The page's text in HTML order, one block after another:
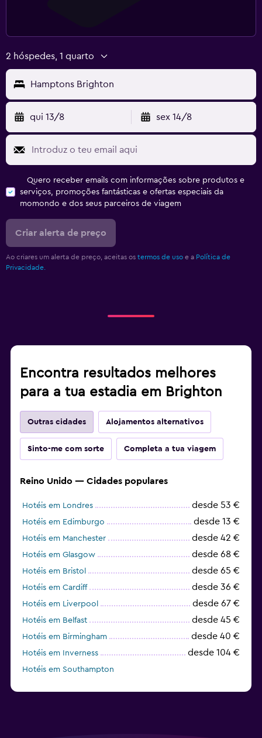
2 hóspedes, 1 quarto
Hamptons Brighton
qui 13/8 sex 14/8
Quero receber emails com informações sobre produtos e
serviços, promoções fantásticas e ofertas especiais da
momondo e dos seus parceiros de viagem
Criar alerta de preço
Ao criares um alerta de preço, aceitas os termos de uso e a Política de
Privacidade.
Encontra resultados melhores
para a tua estadia em Brighton
Outras cidades Alojamentos alternativos
Sinto-me com sorte Completa a tua viagem
Reino Unido — Cidades populares
Hotéis em Londres desde 53 €
Hotéis em Edimburgo desde 13 €
Hotéis em Manchester desde 42 €
Hotéis em Glasgow desde 68 €
Hotéis em Bristol desde 65 €
Hotéis em Cardiff desde 36 €
Hotéis em Liverpool desde 67 €
Hotéis em Belfast desde 45 €
Hotéis em Birmingham desde 40 €
Hotéis em Inverness desde 104 €
Hotéis em Southampton